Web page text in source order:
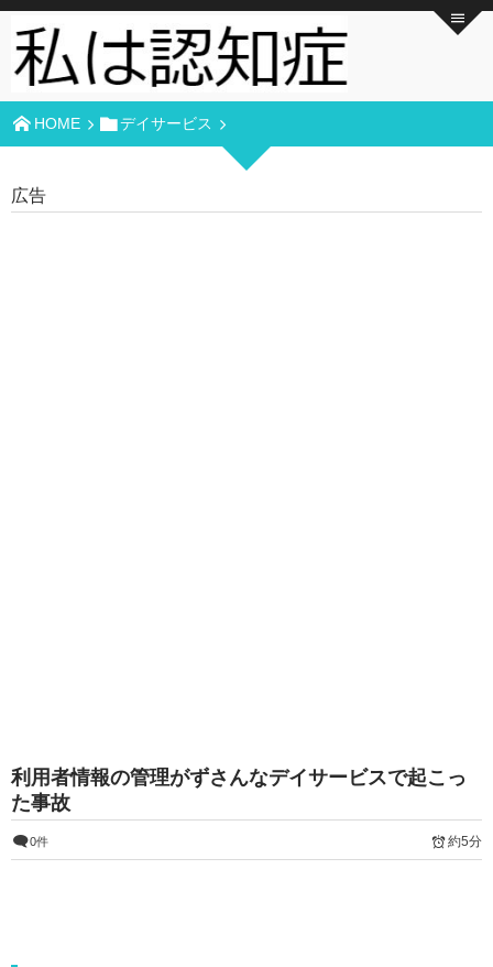
HOME デイサービス
広告
利用者情報の管理がずさんなデイサービスで起こっ
た事故
0件 約5分